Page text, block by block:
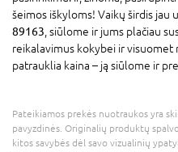
šeimos iškyloms! Vaikų širdis jau
89163 , siūlome ir jums plačiau
reikalavimus kokybei ir
patrauklia kaina – ją siūlome ir
Pateikiamos prekės nuotraukos yra
pavyzdinės. Originalių produktų
kitos savybės dėl savo vizualinių